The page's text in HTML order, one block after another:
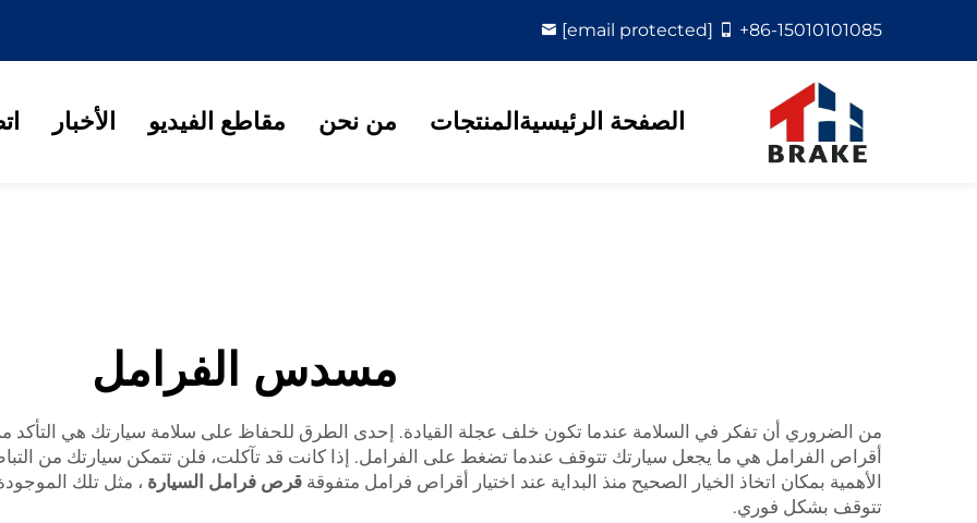
[email protected] +86-15010101085
الصفحة الرئيسية المنتجات من نحن مقاطع الفيديو الأخبار
مسدس الفرامل
من الضروري أن تفكر في السلامة عندما تكون خلف عجلة القيادة. إحدى الطرق للحفاظ على سلامة سيارتك هي التأكد
أقراص الفرامل هي ما يجعل سيارتك تتوقف عندما تضغط على الفرامل. إذا كانت قد تآكلت، فلن تتمكن سيارتك من
الأهمية بمكان اتخاذ الخيار الصحيح منذ البداية عند اختيار أقراص فرامل متفوقة قرص فرامل السيارة
تتوقف بشكل فوري.